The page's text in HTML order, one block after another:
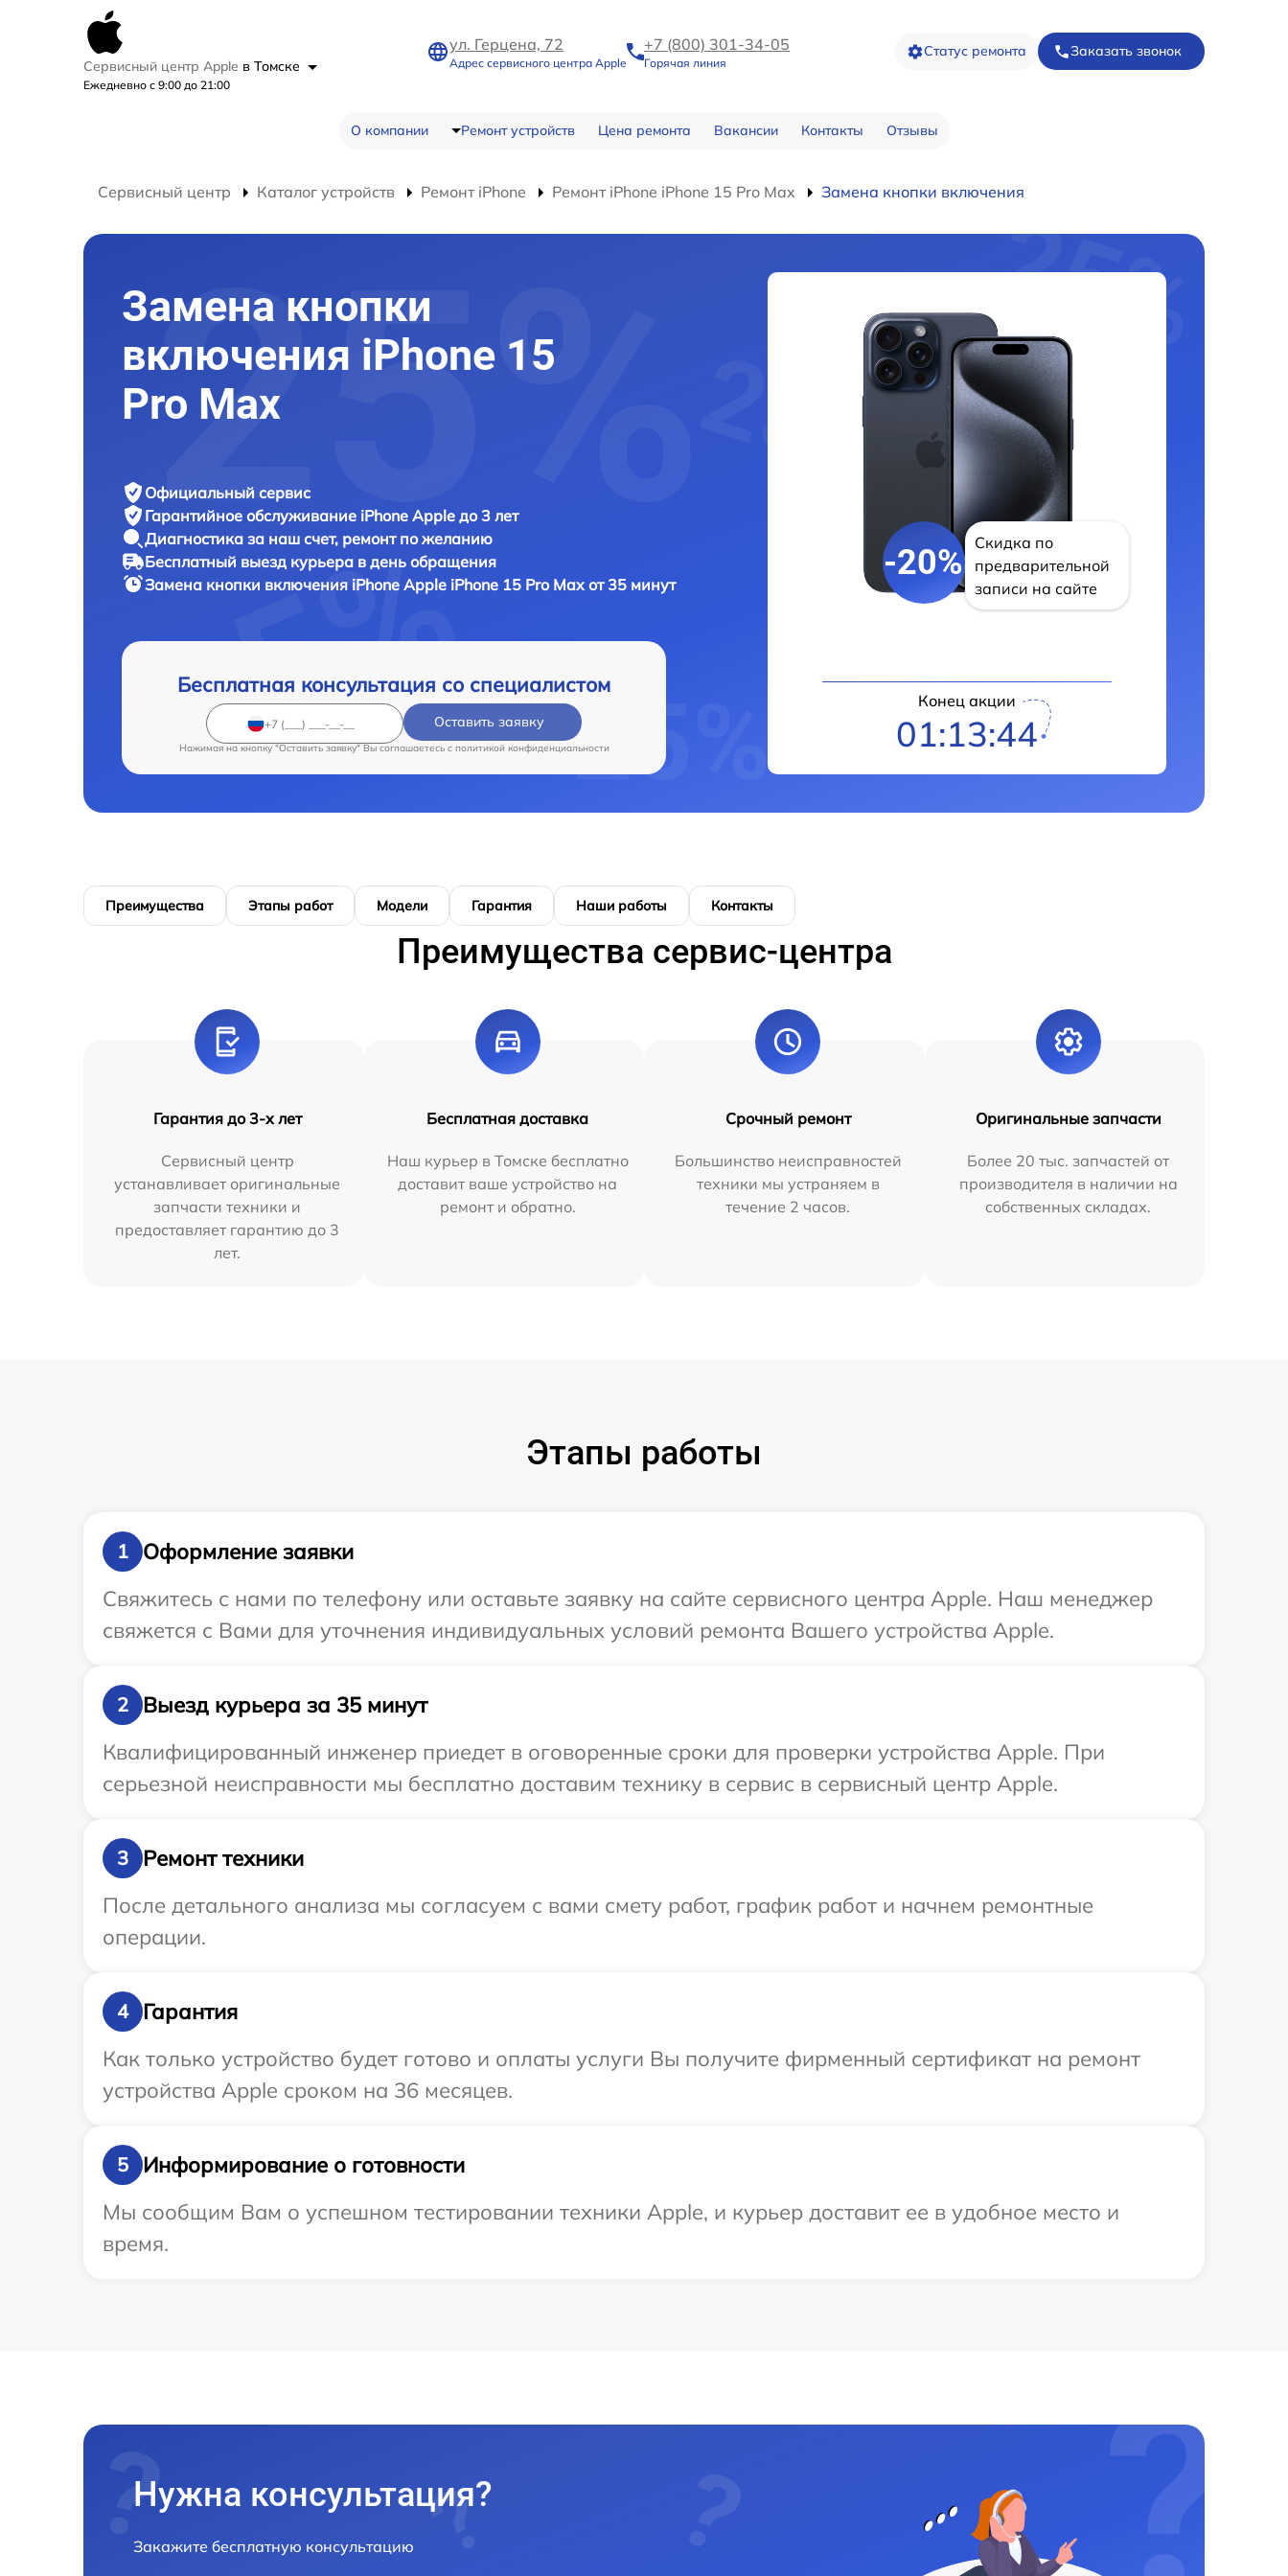
Сервисный центр Apple в Томске
Ежедневно с 9:00 до 21:00
ул. Герцена, 72
Адрес сервисного центра Apple
+7 (800) 301-34-05
Горячая линия
Статус ремонта Заказать звонок
О компании Ремонт устройств Цена ремонта Вакансии Контакты Отзывы
Сервисный центр Каталог устройств Ремонт iPhone Ремонт iPhone iPhone 15 Pro Max Замена кнопки включения
Замена кнопки
включения iPhone 15
Pro Max
Официальный сервис
Гарантийное обслуживание iPhone Apple до 3 лет
Диагностика за наш счет, ремонт по желанию
Бесплатный выезд курьера в день обращения
Замена кнопки включения iPhone Apple iPhone 15 Pro Max от 35 минут
Бесплатная консультация со специалистом
Оставить заявку
Нажимая на кнопку "Оставить заявку" Вы соглашаетесь c политикой конфиденциальности
-20%
Скидка по
предварительной
записи на сайте
Конец акции
01:13:43
Преимущества Этапы работ Модели Гарантия Наши работы Контакты
Преимущества сервис-центра
Гарантия до 3-х лет
Сервисный центр
устанавливает оригинальные
запчасти техники и
предоставляет гарантию до 3
лет.
Бесплатная доставка
Наш курьер в Томске бесплатно
доставит ваше устройство на
ремонт и обратно.
Срочный ремонт
Большинство неисправностей
техники мы устраняем в
течение 2 часов.
Оригинальные запчасти
Более 20 тыс. запчастей от
производителя в наличии на
собственных складах.
Этапы работы
1
Оформление заявки
Свяжитесь с нами по телефону или оставьте заявку на сайте сервисного центра Apple. Наш менеджер
свяжется с Вами для уточнения индивидуальных условий ремонта Вашего устройства Apple.
2
Выезд курьера за 35 минут
Квалифицированный инженер приедет в оговоренные сроки для проверки устройства Apple. При
серьезной неисправности мы бесплатно доставим технику в сервис в сервисный центр Apple.
3
Ремонт техники
После детального анализа мы согласуем с вами смету работ, график работ и начнем ремонтные
операции.
4
Гарантия
Как только устройство будет готово и оплаты услуги Вы получите фирменный сертификат на ремонт
устройства Apple сроком на 36 месяцев.
5
Информирование о готовности
Мы сообщим Вам о успешном тестировании техники Apple, и курьер доставит ее в удобное место и
время.
Нужна консультация?
Закажите бесплатную консультацию